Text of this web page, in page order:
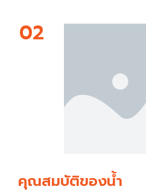
02
คุณสมบัติของน้ำ